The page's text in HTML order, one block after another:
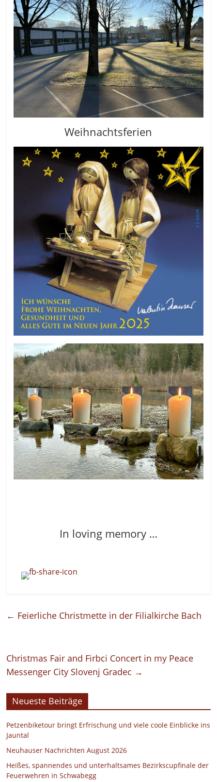
Weihnachtsferien
In loving memory …
← Feierliche Christmette in der Filialkirche Bach
Christmas Fair and Firbci Concert in my Peace
Messenger City Slovenj Gradec →
Neueste Beiträge
Petzenbiketour bringt Erfrischung und viele coole Einblicke ins
Jauntal
Neuhauser Nachrichten August 2026
Heißes, spannendes und unterhaltsames Bezirkscupfinale der
Feuerwehren in Schwabegg